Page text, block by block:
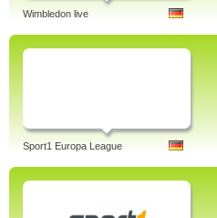
Wimbledon live
Sport1 Europa League